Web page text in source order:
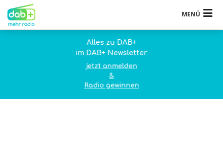
MENÜ
Alles zu DAB+
im DAB+ Newsletter
jetzt anmelden
&
Radio gewinnen